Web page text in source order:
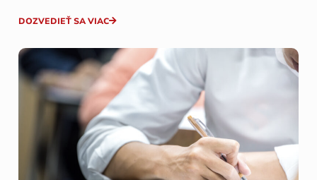
DOZVEDIEŤ SA VIAC